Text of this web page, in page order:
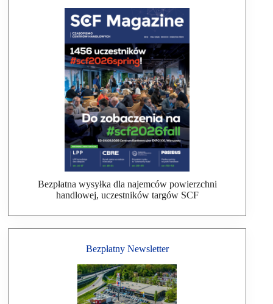
Bezpłatna wysyłka dla najemców powierzchni
handlowej, uczestników targów SCF
Bezpłatny Newsletter